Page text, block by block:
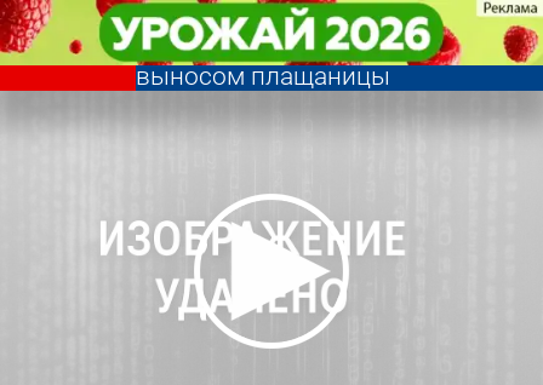
В главном соборе Пензы
состоялась великая вечерня с
выносом плащаницы
Религия
В главном соборе Пензы
состоялась великая вечерня с
выносом плащаницы
Религия
Другие новости по
теме
Погода и курсы
валют в Пензе